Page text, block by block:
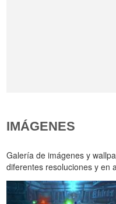
IMÁGENES
Galería de imágenes y
diferentes resoluciones y en